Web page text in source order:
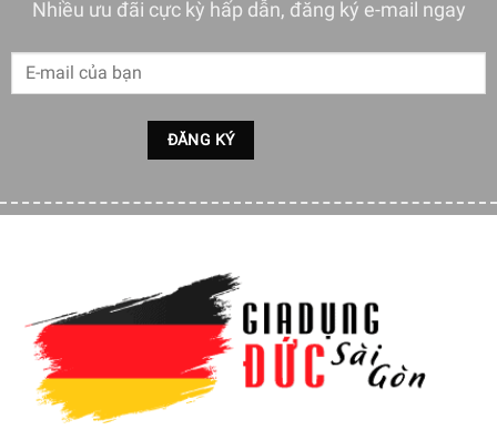
Bộ 3 Hộp Đựng Đồ Khô Joseph Joseph 98467 Với Nắp Đậy Kín
Khí
Nhiều ưu đãi cực kỳ hấp dẫn, đăng ký e-mail ngay